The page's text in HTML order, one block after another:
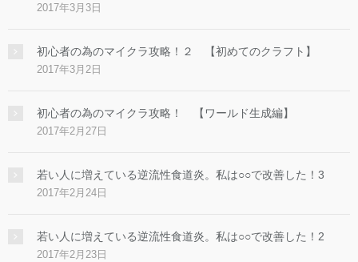
2017年3月3日
初心者の為のマイクラ攻略！２ 【初めてのクラフト】
2017年3月2日
初心者の為のマイクラ攻略！ 【ワールド生成編】
2017年2月27日
若い人に増えている逆流性食道炎。私は○○で改善した！3
2017年2月24日
若い人に増えている逆流性食道炎。私は○○で改善した！2
2017年2月23日